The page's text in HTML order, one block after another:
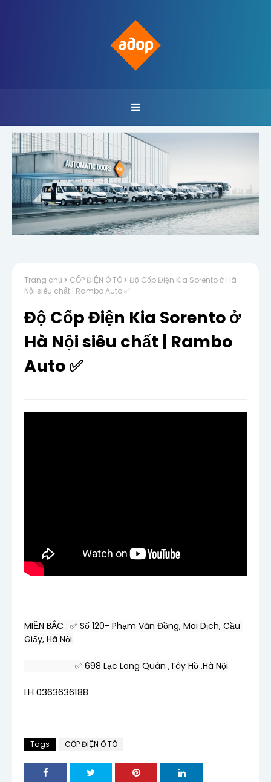
Trang chủ CỐP ĐIỆN Ô TÔ
Độ Cốp Điện Kia Sorento ở Hà
Nội siêu chất | Rambo Auto ✅
Độ Cốp Điện Kia Sorento ở
Hà Nội siêu chất | Rambo
Auto ✅
MIỀN BẮC : ✅ Số 120- Phạm Văn Đồng, Mai Dịch, Cầu
Giấy, Hà Nội.
                     ✅ 698 Lạc Long Quân ,Tây Hồ ,Hà Nội
LH 0363636188
Tags CỐP ĐIỆN Ô TÔ